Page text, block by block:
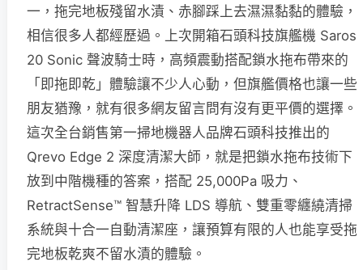
一，拖完地板殘留水漬、赤腳踩上去濕濕黏黏的體驗，
相信很多人都經歷過。上次開箱石頭科技旗艦機 Saros
20 Sonic 聲波騎士時，高頻震動搭配鎖水拖布帶來的
「即拖即乾」體驗讓不少人心動，但旗艦價格也讓一些
朋友猶豫，就有很多網友留言問有沒有更平價的選擇。
這次全台銷售第一掃地機器人品牌石頭科技推出的
Qrevo Edge 2 深度清潔大師，就是把鎖水拖布技術下
放到中階機種的答案，搭配 25,000Pa 吸力、
RetractSense™ 智慧升降 LDS 導航、雙重零纏繞清掃
系統與十合一自動清潔座，讓預算有限的人也能享受拖
完地板乾爽不留水漬的體驗。